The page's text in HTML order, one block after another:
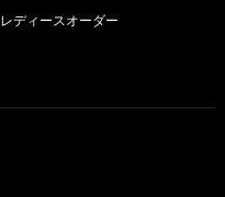
レディースオーダー